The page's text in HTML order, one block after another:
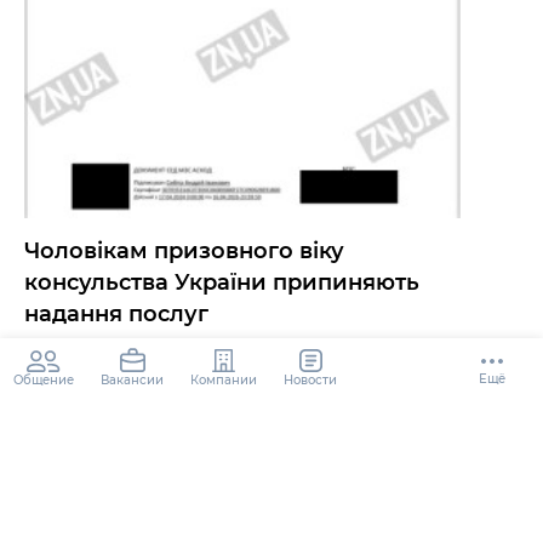
Чоловікам призовного віку
консульства України припиняють
надання послуг
2 года 96K
Общение Вакансии Компании Новости Ещё